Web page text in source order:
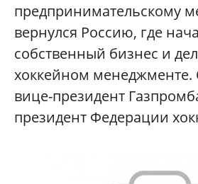
предпринимательскому
вернулся Россию, где
собственный бизнес и
хоккейном менеджменте.
вице-президент
президент Федерации